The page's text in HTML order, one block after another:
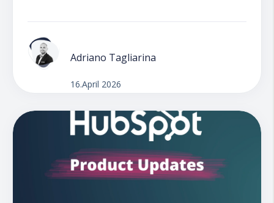
Adriano Tagliarina
16.April 2026